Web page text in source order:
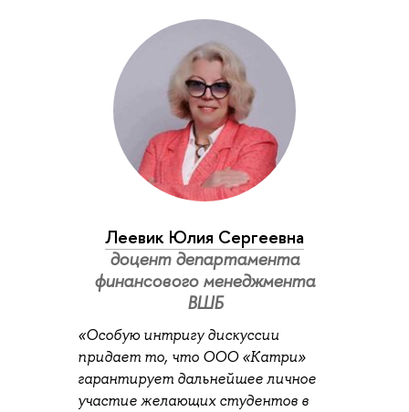
Леевик Юлия Сергеевна
доцент департамента
финансового менеджмента
ВШБ
«Особую интригу дискуссии
придает то, что ООО «Катри»
гарантирует дальнейшее личное
участие желающих студентов в